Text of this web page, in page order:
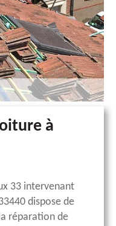
à
33 intervenant
dispose de
réparation de